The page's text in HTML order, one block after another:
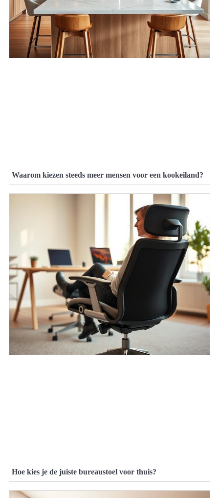
Waarom kiezen steeds meer mensen voor een kookeiland?
Hoe kies je de juiste bureaustoel voor thuis?